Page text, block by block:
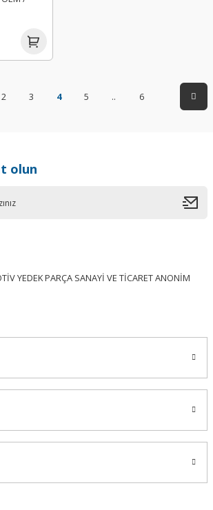
2 3 4 5 .. 6
olun
YEDEK PARÇA SANAYİ VE TİCARET ANONİM